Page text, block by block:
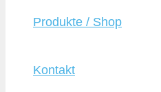
Produkte / Shop
Kontakt